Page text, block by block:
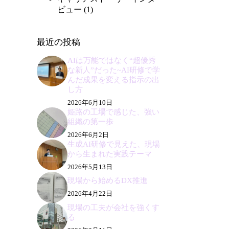
ビュー (1)
最近の投稿
AIは万能ではなく“超優秀
な新人”だった~AI研修で学
んだ成果を変える指示の出
し方
2026年6月10日
姫路の工場で感じた、強い
組織の第一歩
2026年6月2日
生成AI研修で見えた、現場
から生まれた実践テーマ
2026年5月13日
現場から始めるDX推進
2026年4月22日
現場の工夫が会社を強くす
る